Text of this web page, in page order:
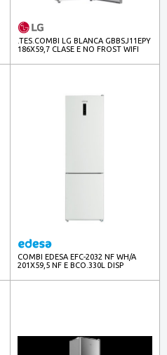
.TES.COMBI LG BLANCA GBBSJ11EPY
186X59,7 CLASE E NO FROST WIFI
COMBI EDESA EFC-2032 NF WH/A
201X59,5 NF E BCO.330L DISP